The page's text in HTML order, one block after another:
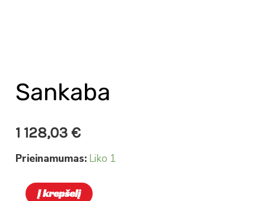
Sankaba
1 128,03€
Prieinamumas: Liko 1
Į krepšelį